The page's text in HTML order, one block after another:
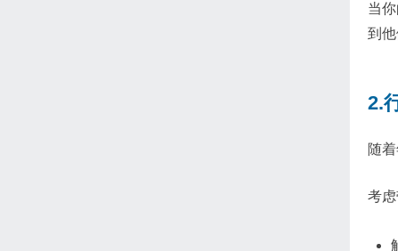
当
到
2.
随
考